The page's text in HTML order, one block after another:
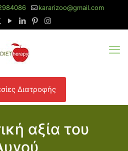
kararizoo@gmail.com
Διατροφής
αξία του